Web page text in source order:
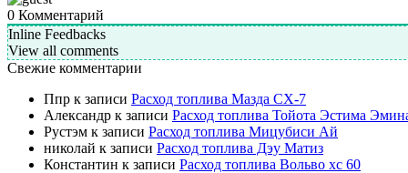
0 Комментарий
Inline Feedbacks
View all comments
Свежие комментарии
Ппр к записи Расход топлива Мазда СХ-7
Александр к записи Расход топлива Тойота Эстима
Рустэм к записи Расход топлива Мицубиси Ай
николай к записи Расход топлива Дэу Матиз
Константин к записи Расход топлива Вольво хс 60